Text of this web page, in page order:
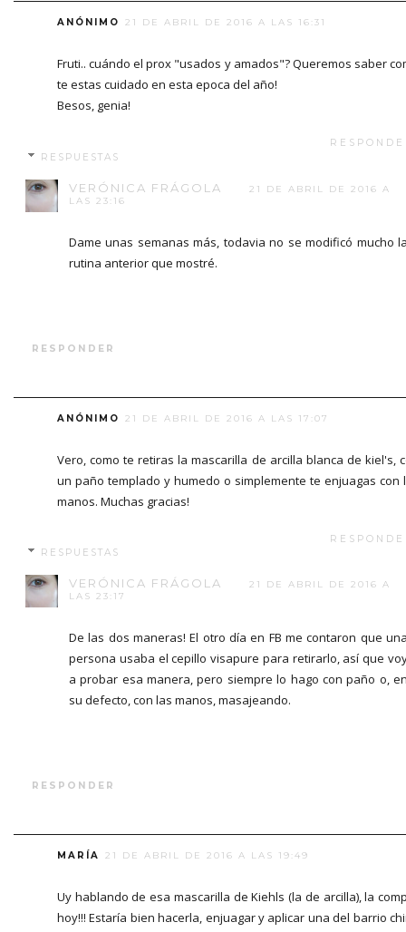
ANÓNIMO 21 DE ABRIL DE 2016 A LAS 16:31
Fruti.. cuándo el prox "usados y amados"? Queremos saber
te estas cuidado en esta epoca del año!
Besos, genia!
RESPUESTAS
VERÓNICA FRÁGOLA
21 DE ABRIL DE 2016 A
LAS 23:16
Dame unas semanas más, todavia no se modificó mucho
rutina anterior que mostré.
RESPONDER
ANÓNIMO 21 DE ABRIL DE 2016 A LAS 17:07
Vero, como te retiras la mascarilla de arcilla blanca de kiel's,
un paño templado y humedo o simplemente te enjuagas con
manos. Muchas gracias!
RESPUESTAS
VERÓNICA FRÁGOLA
21 DE ABRIL DE 2016 A
LAS 23:17
De las dos maneras! El otro día en FB me contaron que
persona usaba el cepillo visapure para retirarlo, así que
a probar esa manera, pero siempre lo hago con paño o,
su defecto, con las manos, masajeando.
RESPONDER
MARÍA 21 DE ABRIL DE 2016 A LAS 19:49
Uy hablando de esa mascarilla de Kiehls (la de arcilla), la
hoy!!! Estaría bien hacerla, enjuagar y aplicar una del barrio